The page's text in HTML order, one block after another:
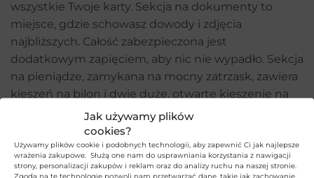
Jak używamy plików
cookies?
Używamy plików cookie i podobnych technologii, aby zapewnić Ci jak najlepsze
wrażenia zakupowe. Służą one nam do usprawniania korzystania z nawigacji
strony, personalizacji zakupów i reklam oraz do analizy ruchu na naszej stronie.
Zgoda na te technologie pozwoli nam przetwarzać dane, takie jak zachowanie
wszystkie Twoje karty. Sekcja na dokumenty to
miejsce, gdzie schowasz dowody i zdjęcia
najbliższych. Całość zabezpieczona jest
dodatkowym zapięciem, aby nic nie wypadło. Sekcja
na pieniądze, zamykana na mocny zatrzask, zawiera
kieszeń na bilon i dwie duże, otwarte kieszenie na
banknoty. Wszystkie kieszenie na pieniądze
wyściełane są elegancką podszewką.
Po jego rozłożeniu znajdziesz sekcję na dokumenty,